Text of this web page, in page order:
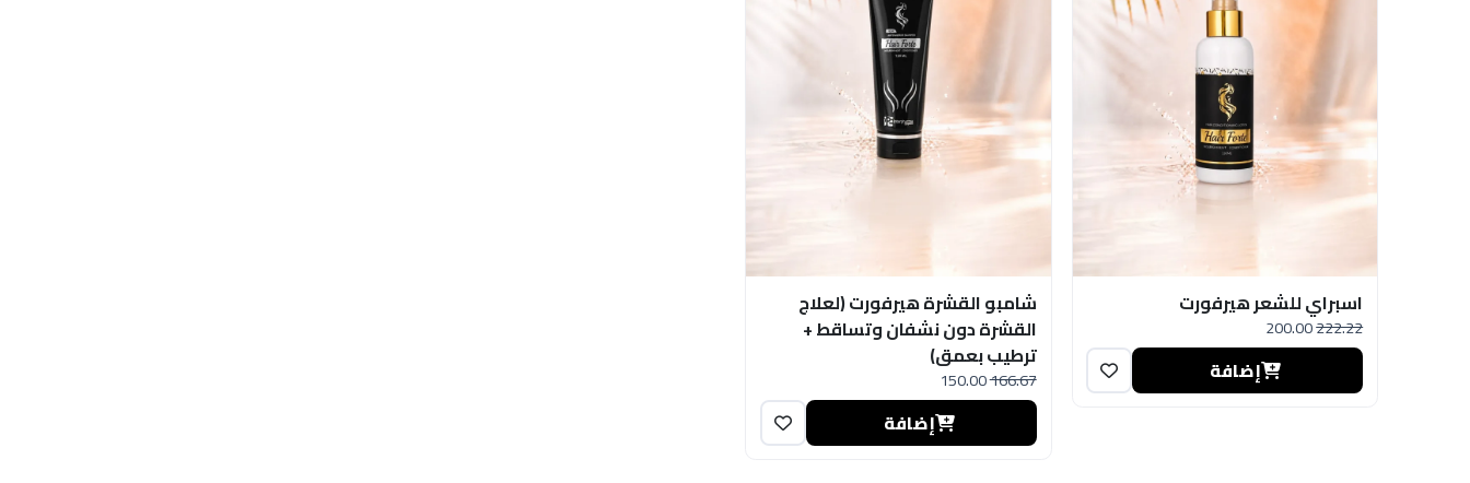
اسبراي للشعر هيرفورت
222.22
200.00
إضافة
شامبو القشرة هيرفورت (لعلاج
القشرة دون نشفان وتساقط +
ترطيب بعمق)
166.67
150.00
إضافة